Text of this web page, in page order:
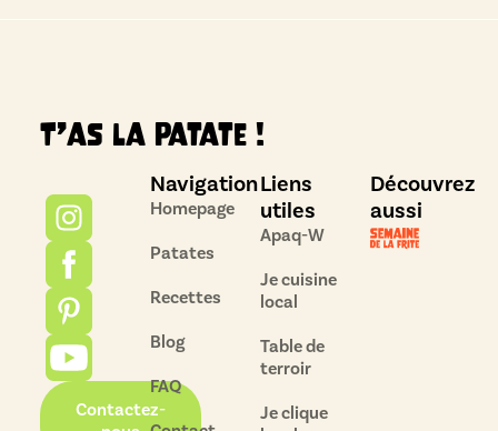
T’as la patate !
Contactez-
Navigation
Homepage
Patates
Recettes
Blog
FAQ
Liens
utiles
Apaq-W
Je cuisine
local
Table de
terroir
Je clique
Découvrez
aussi